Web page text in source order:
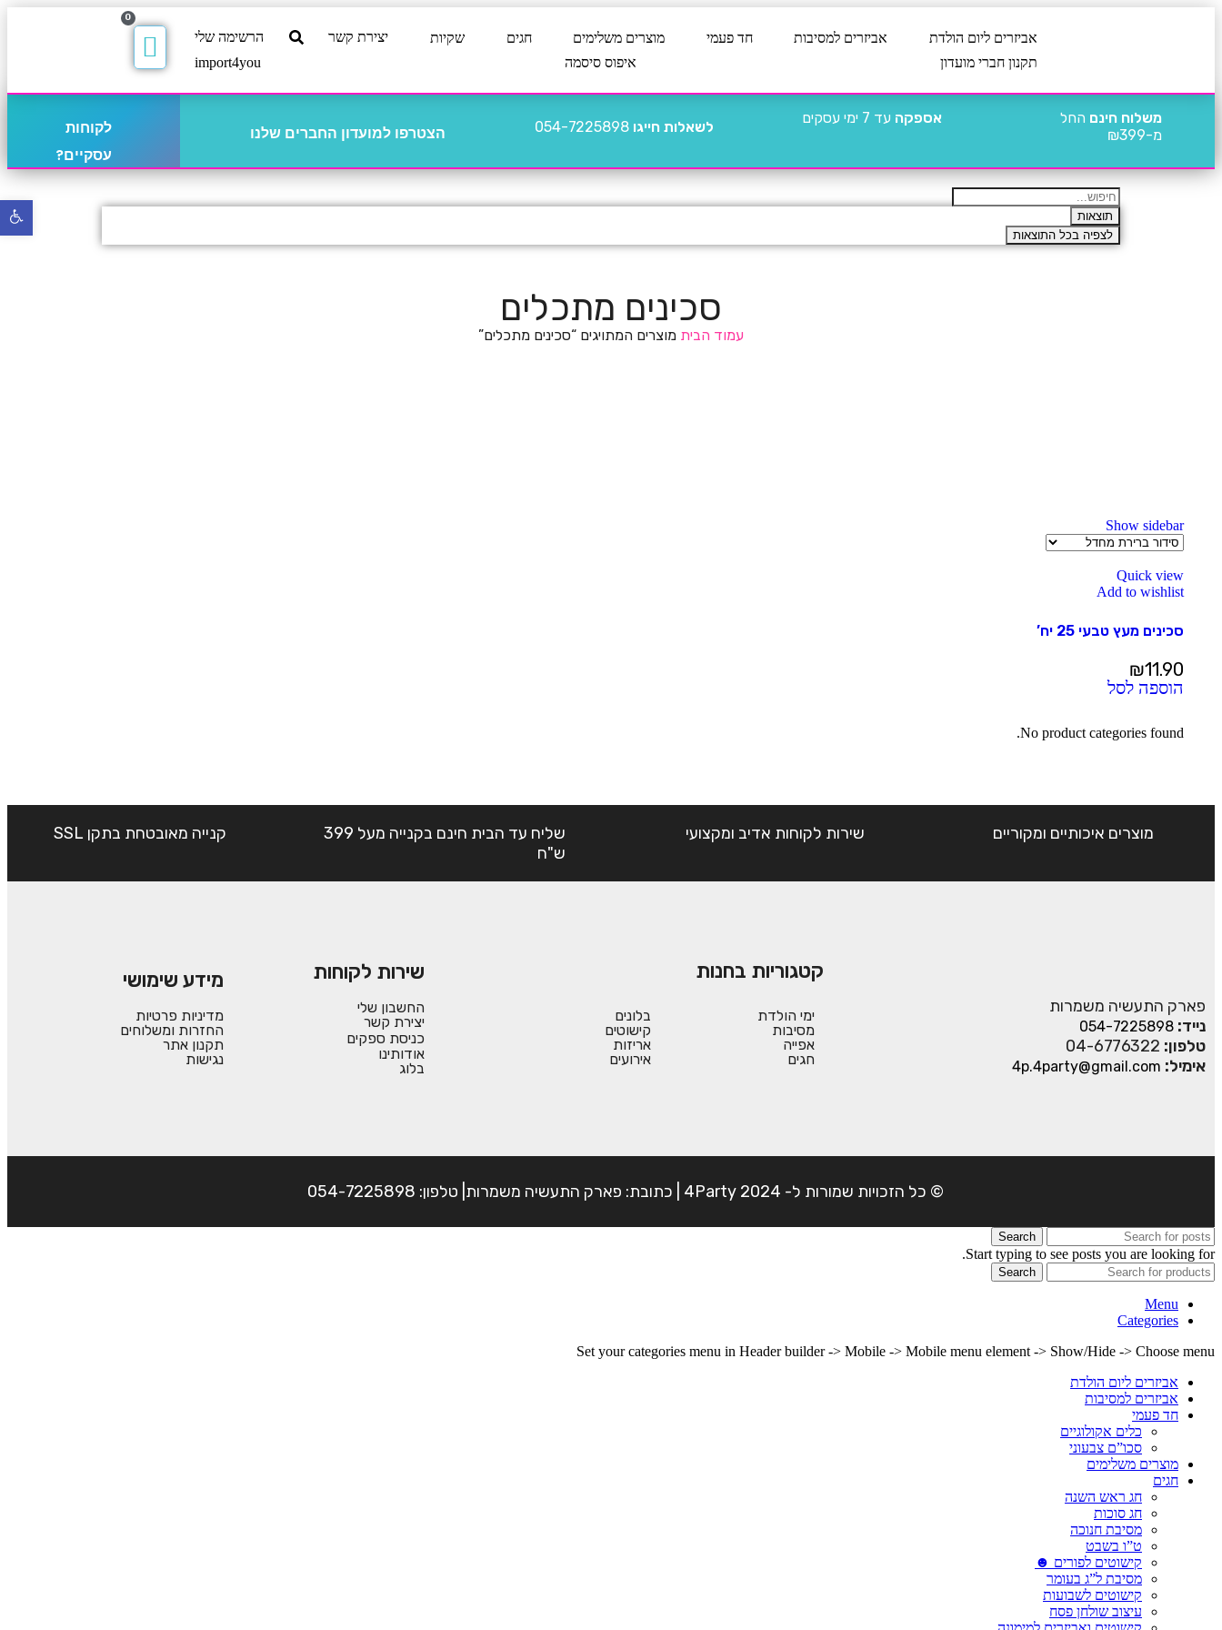
אביזרים ליום הולדת אביזרים למסיבות חד פעמי מוצרים משלימים חגים שקיות יצירת קשר
הרשימה שלי
תקנון חברי מועדון
איפוס סיסמה import4you
0
משלוח חינם החל
מ-₪399
אספקה עד 7 ימי עסקים
לשאלות חייגו 054-7225898 הצטרפו למועדון החברים שלנו
לקוחות
עסקיים?
תוצאות
לצפיה בכל התוצאות
סכינים מתכלים
עמוד הבית מוצרים המתויגים “סכינים מתכלים”
Show sidebar
Quick view
Add to wishlist
סכינים מעץ טבעי 25 יח’
₪11.90
הוספה לסל
No product categories found.
מוצרים איכותיים ומקוריים שירות לקוחות אדיב ומקצועי
שליח עד הבית חינם בקנייה מעל 399
ש"ח
קנייה מאובטחת בתקן SSL
פארק התעשיה משמרות
נייד: 054-7225898
טלפון: 04-6776322
אימיל: 4p.4party@gmail.com
קטגוריות בחנות
ימי הולדת
מסיבות
אפייה
חגים
בלונים
קישוטים
אריזות
אירועים
שירות לקוחות
החשבון שלי
יצירת קשר
כניסת ספקים
אודותינו
בלוג
מידע שימושי
מדיניות פרטיות
החזרות ומשלוחים
תקנון אתר
נגישות
© כל הזכויות שמורות ל- 4Party 2024 | כתובת: פארק התעשיה משמרות| טלפון: 054-7225898
Search
Start typing to see posts you are looking for.
Search
Menu
Categories
Set your categories menu in Header builder -> Mobile -> Mobile menu element -> Show/Hide -> Choose menu
אביזרים ליום הולדת
אביזרים למסיבות
חד פעמי
כלים אקולוגיים
סכו”ם צבעוני
מוצרים משלימים
חגים
חג ראש השנה
חג סוכות
מסיבת חנוכה
ט”ו בשבט
קישוטים לפורים ☻
מסיבת ל”ג בעומר
קישוטים לשבועות
עיצוב שולחן פסח
פתח